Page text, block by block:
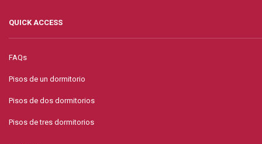
QUICK ACCESS
FAQs
Pisos de un dormitorio
Pisos de dos dormitorios
Pisos de tres dormitorios